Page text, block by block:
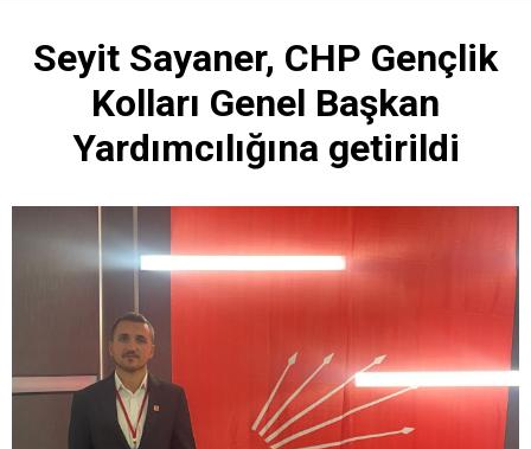
Seyit Sayaner, CHP Gençlik
Kolları Genel Başkan
Yardımcılığına getirildi